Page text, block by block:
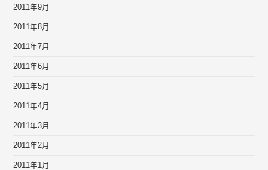
2011年9月
2011年8月
2011年7月
2011年6月
2011年5月
2011年4月
2011年3月
2011年2月
2011年1月